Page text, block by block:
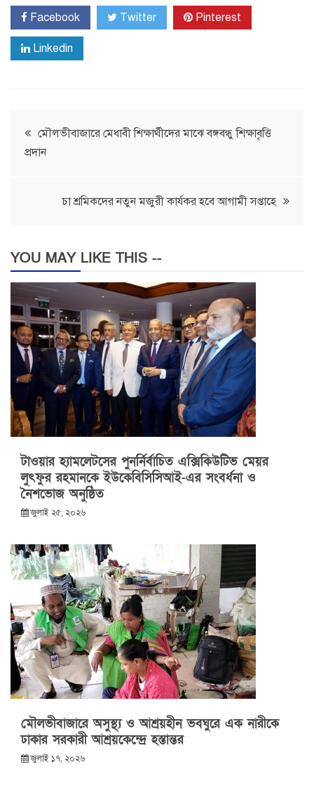
Facebook Twitter Pinterest
Linkedin
Post
navigation
মৌলভীবাজারে মেধাবী শিক্ষার্থীদের মাঝে বঙ্গবন্ধু শিক্ষাবৃত্তি
প্রদান
চা শ্রমিকদের নতুন মজুরী কার্যকর হবে আগামী সপ্তাহে
YOU MAY LIKE THIS --
টাওয়ার হ্যামলেটসের পুনর্নির্বাচিত এক্সিকিউটিভ মেয়র
লুৎফুর রহমানকে ইউকেবিসিসিআই-এর সংবর্ধনা ও
নৈশভোজ অনুষ্ঠিত
জুলাই ২৫, ২০২৬
মৌলভীবাজারে অসুস্থ্য ও আশ্রয়হীন ভবঘুরে এক নারীকে
ঢাকার সরকারী আশ্রয়কেন্দ্রে হস্তান্তর
জুলাই ১৭, ২০২৬